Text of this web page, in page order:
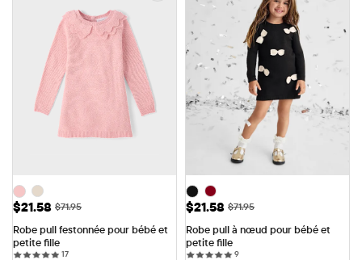
Prix ​​de vente: $21.58
$21.58 Prix ​​d'origine: $71.95
$71.95
Robe pull festonnée pour bébé et
petite fille
1717 reviews
Prix ​​de vente: $21.58
$21.58 Prix ​​d'origine: $71.95
$71.95
Robe pull à nœud pour bébé et
petite fille
99 reviews